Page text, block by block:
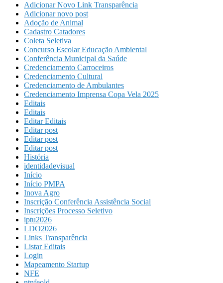
Adicionar Novo Link Transparência
Adicionar novo post
Adoção de Animal
Cadastro Catadores
Coleta Seletiva
Concurso Escolar Educação Ambiental
Conferência Municipal da Saúde
Credenciamento Carroceiros
Credenciamento Cultural
Credenciamento de Ambulantes
Credenciamento Imprensa Copa Vela 2025
Editais
Editais
Editar Editais
Editar post
Editar post
Editar post
História
identidadevisual
Início
Início PMPA
Inova Agro
Inscrição Conferência Assistência Social
Inscrições Processo Seletivo
iptu2026
LDO2026
Links Transparência
Listar Editais
Login
Mapeamento Startup
NFE